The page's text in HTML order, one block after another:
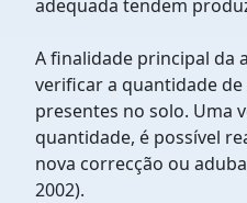
adequada tendem
A finalidade principal da
verificar a quantidade
presentes no solo. Uma
quantidade, é possível
nova correcção ou
2002).